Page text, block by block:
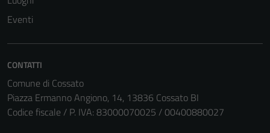
Eventi
CONTATTI
Comune di Cossato
Piazza Ermanno Angiono, 14, 13836 Cossato BI
Codice fiscale / P. IVA: 83000070025 / 00400880027
Tecnici